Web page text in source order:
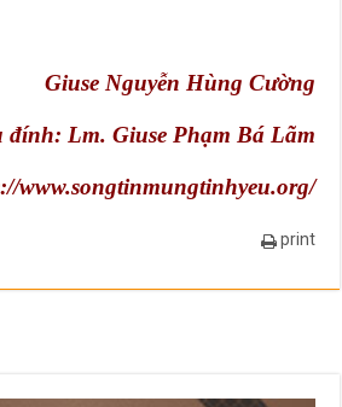
Giuse Nguyễn Hùng Cường
đính: Lm. Giuse Phạm Bá Lãm
www.songtinmungtinhyeu.org/
print